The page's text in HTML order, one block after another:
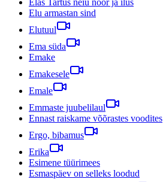
Elu armastan sind
Elutuul
Ema süda
Emake
Emakesele
Emale
Emmaste juubelilaul
Ennast raiskame võõrastes voodites
Ergo, bibamus
Erika
Esimene tüürimees
Esmaspäev on selleks loodud